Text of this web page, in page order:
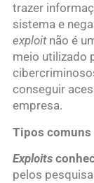
trazer
sistema e
exploitnão é
meio utilizado
conseguir
empresa.
Tipos comuns
Exploits
pelos